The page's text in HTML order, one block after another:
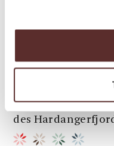
Abenteuer | Auf
RIB-Safari
Eine Bootstour zu
des